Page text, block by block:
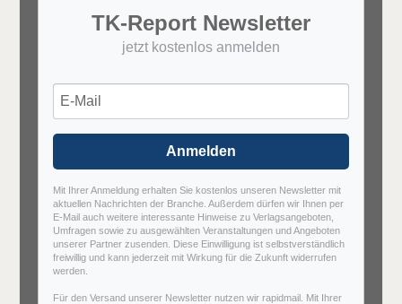
TK-Report Newsletter
jetzt kostenlos anmelden
Anmelden
Mit Ihrer Anmeldung erhalten Sie kostenlos unseren Newsletter mit
aktuellen Nachrichten der Branche. Außerdem dürfen wir Ihnen per
E-Mail auch weitere interessante Hinweise zu Verlagsangeboten,
Umfragen sowie zu ausgewählten Veranstaltungen und Angeboten
unserer Partner zusenden. Diese Einwilligung ist selbstverständlich
freiwillig und kann jederzeit mit Wirkung für die Zukunft widerrufen
werden.
Für den Versand unserer Newsletter nutzen wir rapidmail. Mit Ihrer